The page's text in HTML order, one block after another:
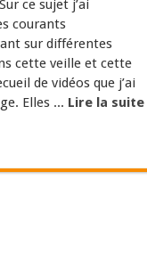
ce sujet j’ai
courants
sur différentes
cette veille et cette
de vidéos que j’ai
Elles ... Lire la suite